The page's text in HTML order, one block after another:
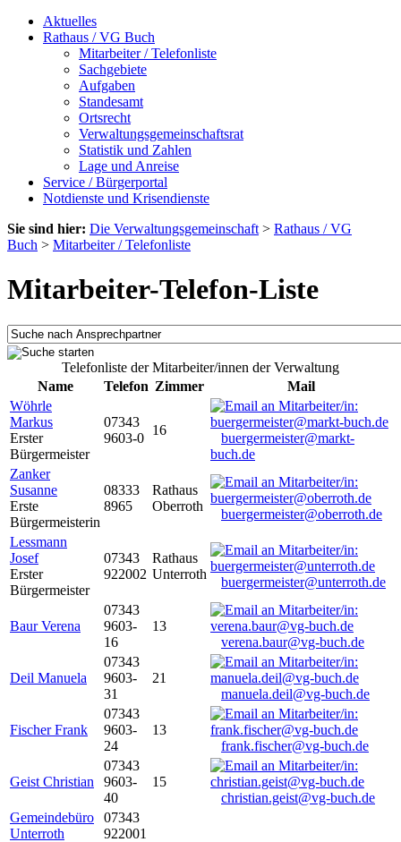
Aktuelles
Rathaus / VG Buch
Mitarbeiter / Telefonliste
Sachgebiete
Aufgaben
Standesamt
Ortsrecht
Verwaltungsgemeinschaftsrat
Statistik und Zahlen
Lage und Anreise
Service / Bürgerportal
Notdienste und Krisendienste
Sie sind hier: Die Verwaltungsgemeinschaft > Rathaus / VG
Buch > Mitarbeiter / Telefonliste
Mitarbeiter-Telefon-Liste
Telefonliste der Mitarbeiter/innen der Verwaltung
Name
Telefon Zimmer
Mail
Wöhrle
Markus
Erster
Bürgermeister
07343
9603-0
16
buergermeister@markt-
buch.de
Zanker
Susanne
Erste
Bürgermeisterin
08333
8965
Rathaus
Oberroth
buergermeister@oberroth.de
Lessmann
Josef
Erster
Bürgermeister
07343
922002
Rathaus
Unterroth
buergermeister@unterroth.de
Baur Verena
07343
9603-
16
13
verena.baur@vg-buch.de
Deil Manuela
07343
9603-
31
21
manuela.deil@vg-buch.de
Fischer Frank
07343
9603-
24
13
frank.fischer@vg-buch.de
Geist Christian
07343
9603-
40
15
christian.geist@vg-buch.de
Gemeindebüro
Unterroth
07343
922001